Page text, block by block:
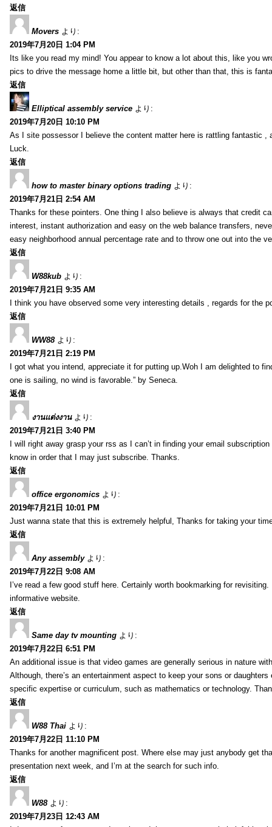
返信
Movers より:
2019年7月20日 1:04 PM
Its like you read my mind! You appear to know a lot about this, like you
pics to drive the message home a little bit, but other than that, this is
返信
Elliptical assembly service より:
2019年7月20日 10:10 PM
As I site possessor I believe the content matter here is rattling fantastic ,
Luck.
返信
how to master binary options trading より:
2019年7月21日 2:54 AM
Thanks for these pointers. One thing I also believe is always that credit
interest, instant authorization and easy on the web balance transfers,
easy neighborhood annual percentage rate and to throw one out into the
返信
W88kub より:
2019年7月21日 9:35 AM
I think you have observed some very interesting details , regards for the
返信
WW88 より:
2019年7月21日 2:19 PM
I got what you intend, appreciate it for putting up.Woh I am delighted to
one is sailing, no wind is favorable.” by Seneca.
返信
งานแต่งงาน より:
2019年7月21日 3:40 PM
I will right away grasp your rss as I can’t in finding your email
know in order that I may just subscribe. Thanks.
返信
office ergonomics より:
2019年7月21日 10:01 PM
Just wanna state that this is extremely helpful, Thanks for taking your
返信
Any assembly より:
2019年7月22日 9:08 AM
I’ve read a few good stuff here. Certainly worth bookmarking for
informative website.
返信
Same day tv mounting より:
2019年7月22日 6:51 PM
An additional issue is that video games are generally serious in nature
Although, there’s an entertainment aspect to keep your sons or
specific expertise or curriculum, such as mathematics or technology.
返信
W88 Thai より:
2019年7月22日 11:10 PM
Thanks for another magnificent post. Where else may just anybody get
presentation next week, and I’m at the search for such info.
返信
W88 より:
2019年7月23日 12:43 AM